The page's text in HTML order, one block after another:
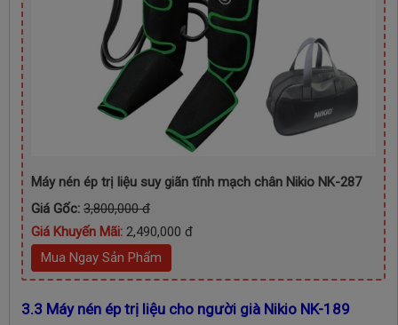
Máy nén ép trị liệu suy giãn tĩnh mạch chân Nikio NK-287
Giá Gốc: 3,800,000 đ
Giá Khuyến Mãi: 2,490,000 đ
Mua Ngay Sản Phẩm
3.3 Máy nén ép trị liệu cho người già Nikio NK-189